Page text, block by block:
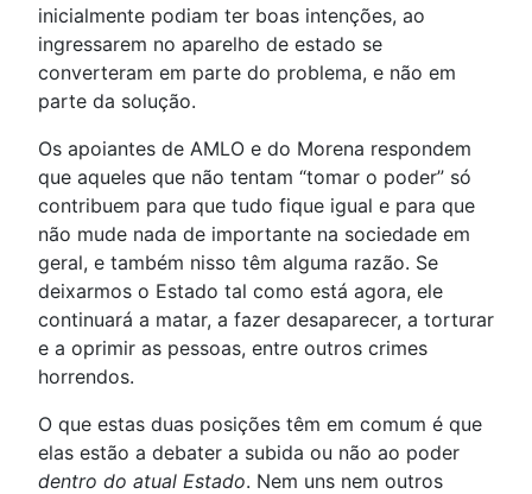
inicialmente podiam ter boas intenções, ao
ingressarem no aparelho de estado se
converteram em parte do problema, e não em
parte da solução.
Os apoiantes de AMLO e do Morena respondem
que aqueles que não tentam “tomar o poder” só
contribuem para que tudo fique igual e para que
não mude nada de importante na sociedade em
geral, e também nisso têm alguma razão. Se
deixarmos o Estado tal como está agora, ele
continuará a matar, a fazer desaparecer, a torturar
e a oprimir as pessoas, entre outros crimes
horrendos.
O que estas duas posições têm em comum é que
elas estão a debater a subida ou não ao poder
dentro do atual Estado. Nem uns nem outros